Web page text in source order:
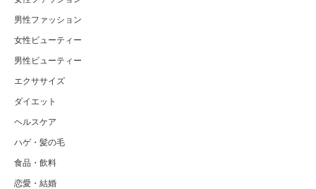
男性ファッション
女性ビューティー
男性ビューティー
エクササイズ
ダイエット
ヘルスケア
ハゲ・髪の毛
食品・飲料
恋愛・結婚